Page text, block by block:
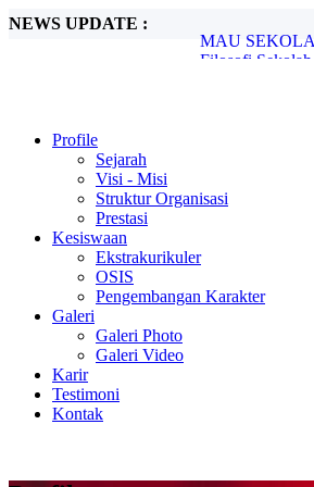
NEWS UPDATE :
Filosofi
PPDB 2025/
Profile
Sejarah
Visi - Misi
Struktur Organisasi
Prestasi
Kesiswaan
Ekstrakurikuler
OSIS
Pengembangan Karakter
Galeri
Galeri Photo
Galeri Video
Karir
Testimoni
Kontak